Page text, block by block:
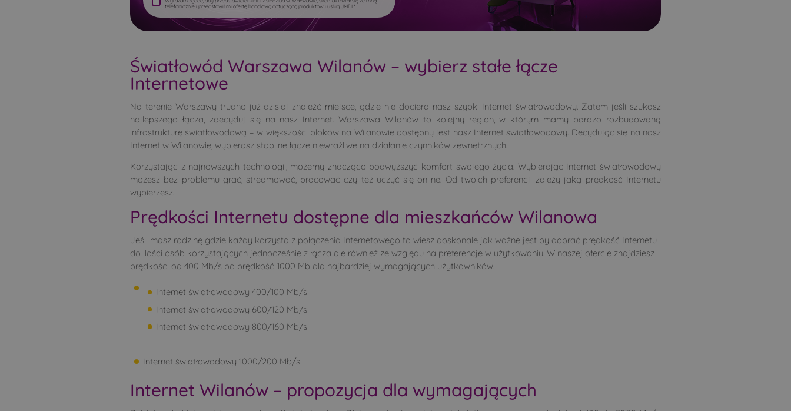
telefonicznie i przedstawił mi ofertę handlową dotyczącą produktów i usług JMDI *
Światłowód Warszawa Wilanów – wybierz stałe łącze
Internetowe
Na terenie Warszawy trudno już dzisiaj znaleźć miejsce, gdzie nie dociera nasz szybki Internet światłowodowy. Zatem jeśli szukasz
najlepszego łącza, zdecyduj się na nasz Internet. Warszawa Wilanów to kolejny region, w którym mamy bardzo rozbudowaną
infrastrukturę światłowodową – w większości bloków na Wilanowie dostępny jest nasz Internet światłowodowy. Decydując się na nasz
Internet w Wilanowie, wybierasz stabilne łącze niewrażliwe na działanie czynników zewnętrznych.
Korzystając z najnowszych technologii, możemy znacząco podwyższyć komfort swojego życia. Wybierając Internet światłowodowy
możesz bez problemu grać, streamować, pracować czy też uczyć się online. Od twoich preferencji zależy jaką prędkość Internetu
wybierzesz.
Prędkości Internetu dostępne dla mieszkańców Wilanowa
Jeśli masz rodzinę gdzie każdy korzysta z połączenia Internetowego to wiesz doskonale jak ważne jest by dobrać prędkość Internetu
do ilości osób korzystających jednocześnie z łącza ale również ze względu na preferencje w użytkowaniu. W naszej ofercie znajdziesz
prędkości od 400 Mb/s po prędkość 1000 Mb dla najbardziej wymagających użytkowników.
Internet światłowodowy 400/100 Mb/s
Internet światłowodowy 600/120 Mb/s
Internet światłowodowy 800/160 Mb/s
Internet światłowodowy 1000/200 Mb/s
Internet Wilanów – propozycja dla wymagających